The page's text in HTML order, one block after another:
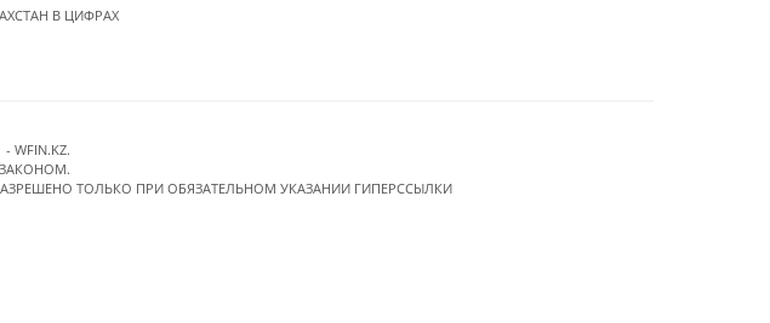
В ЦИФРАХ
ТОЛЬКО ПРИ ОБЯЗАТЕЛЬНОМ УКАЗАНИИ ГИПЕРССЫЛКИ